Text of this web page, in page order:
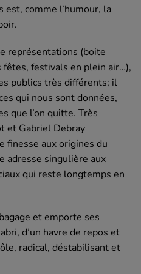
comme l’humour, la
représentations (boite
fêtes, festivals en plein air…),
publics très différents; il
qui nous sont données,
que l’on quitte. Très
et Gabriel Debray
finesse aux origines du
adresse singulière aux
qui reste longtemps en
et emporte ses
d’un havre de repos et
radical, déstabilisant et